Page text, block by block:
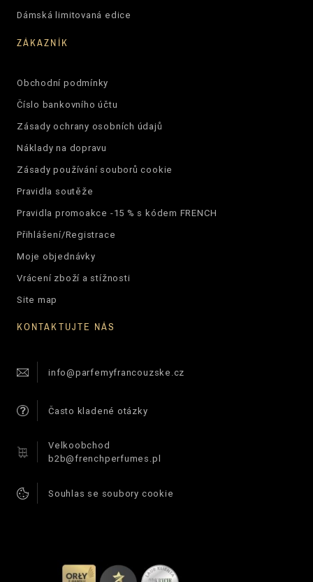
Dámská limitovaná edice
ZÁKAZNÍK
Obchodní podmínky
Číslo bankovního účtu
Zásady ochrany osobních údajů
Náklady na dopravu
Zásady používání souborů cookie
Pravidla soutěže
Pravidla promoakce -15 % s kódem FRENCH
Přihlášení/Registrace
Moje objednávky
Vrácení zboží a stížnosti
Site map
KONTAKTUJTE NÁS
info@parfemyfrancouzske.cz
Často kladené otázky
Velkoobchod
b2b@frenchperfumes.pl
Souhlas se soubory cookie